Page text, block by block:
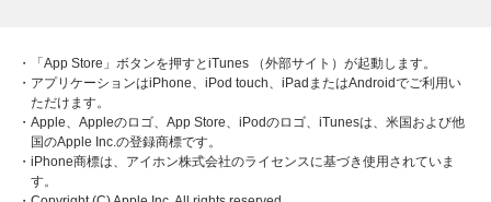
・「App Store」ボタンを押すとiTunes （外部サイト）が起動します。
・アプリケーションはiPhone、iPod touch、iPadまたはAndroidでご利用い
ただけます。
・Apple、Appleのロゴ、App Store、iPodのロゴ、iTunesは、米国および他
国のApple Inc.の登録商標です。
・iPhone商標は、アイホン株式会社のライセンスに基づき使用されていま
す。